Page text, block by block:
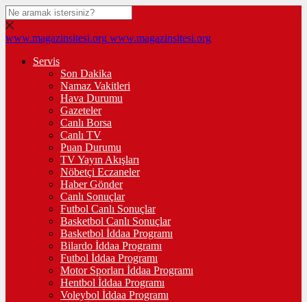
www.magazinsitesi.org www.magazinsitesi.org
Servis
Son Dakika
Namaz Vakitleri
Hava Durumu
Gazeteler
Canlı Borsa
Canlı TV
Puan Durumu
TV Yayın Akışları
Nöbetçi Eczaneler
Haber Gönder
Canlı Sonuçlar
Futbol Canlı Sonuçlar
Basketbol Canlı Sonuçlar
Basketbol İddaa Programı
Bilardo İddaa Programı
Futbol İddaa Programı
Motor Sporları İddaa Programı
Hentbol İddaa Programı
Voleybol İddaa Programı